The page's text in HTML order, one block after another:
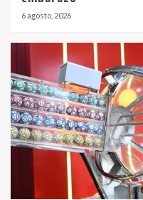
6 agosto, 2026